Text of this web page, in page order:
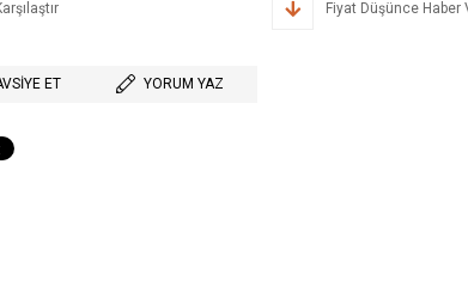
Fiyat Düşünce Haber
ET YORUM YAZ